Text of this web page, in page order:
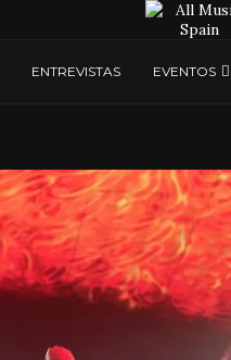
ENTREVISTAS EVENTOS